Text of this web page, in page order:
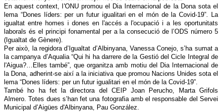
En aquest context, l'ONU promou el Dia Internacional de la Dona sota el
lema “Dones líders: per un futur igualitari en el món de la Covid-19”. La
igualtat entre homes i dones en l'accés a l'ocupació i a les oportunitats
laborals és el principi fonamental per a la consecució de l’ODS número 5
(Igualtat de Gènere).
Per això, la regidora d’Igualtat d’Albinyana, Vanessa Conejo, s’ha sumat a
la campanya d’Aqualia “Qui hi ha darrere de la Gestió del Cicle Integral de
l'Aigua?…Elles també”, que organitza amb motiu del Dia Internacional de
la Dona, adherint-se així a la iniciativa que promou Nacions Unides sota el
lema “Dones líders: per un futur igualitari en el món de la Covid-19”.
També ho ha fet la directora del CEIP Joan Perucho, Marta Grifols
Almero. Totes dues s’han fet una fotografia amb el responsable del Servei
Municipal d’Aigües d'Albinyana, Pau González.